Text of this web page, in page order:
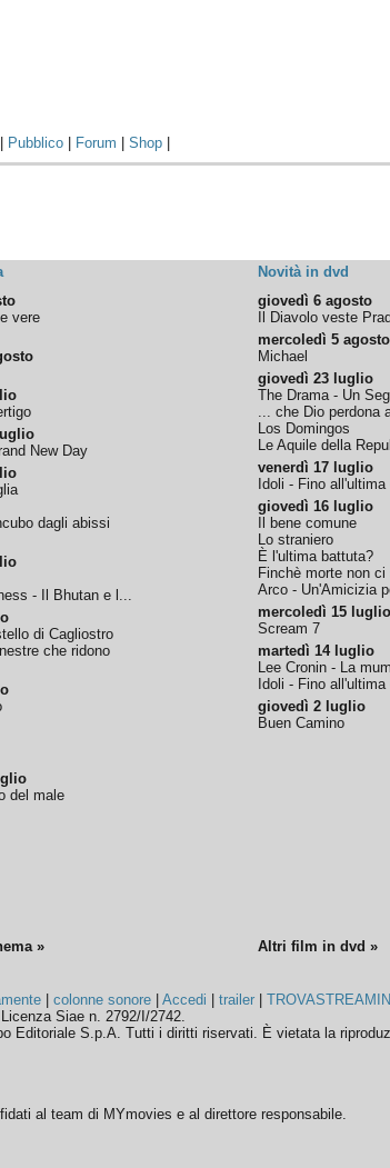
Pubblico Forum |Shop
Novità in dvd
vere
New Day
dagli abissi
- Il Bhutan e l...
di Cagliostro
che ridono
del male
giovedì 6 agosto
Il Diavolo veste
mercoledì 5 agosto
Michael
giovedì 23 luglio
The Drama - Un
... che Dio perdona
Los Domingos
Le Aquile della
venerdì 17 luglio
Idoli - Fino
giovedì 16 luglio
Il bene comune
Lo straniero
È l'ultima battuta?
Finchè morte non ci
Arco - Un'Amicizia
mercoledì 15 luglio
Scream 7
martedì 14 luglio
Lee Cronin - La
Idoli - Fino
giovedì 2 luglio
Buen Camino
» Altri film in dvd »
|colonne sonore |Accedi |trailer |
Siae n. 2792/I/2742.
Editoriale S.p.A. Tutti i diritti riservati. È vietata la
al team di MYmovies e al direttore responsabile.